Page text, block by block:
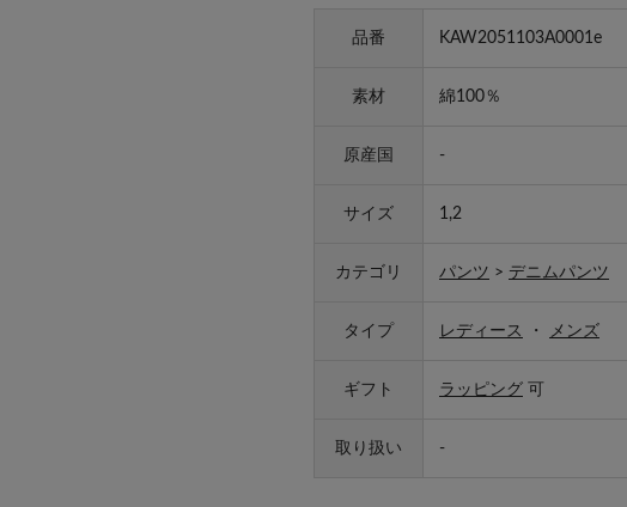
品番 KAW2051103A0001e
素材 綿100％
原産国 -
サイズ 1,2
カテゴリ パンツ > デニムパンツ
タイプ レディース ・ メンズ
ギフト ラッピング 可
取り扱い -